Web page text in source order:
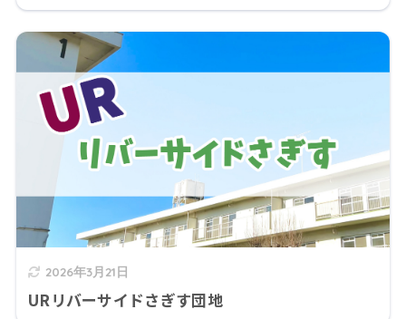
2026年3月21日
URリバーサイドさぎす団地